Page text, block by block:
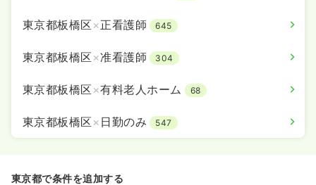
東京都板橋区 ×正看護師 645
東京都板橋区 ×准看護師 304
東京都板橋区 ×有料老人ホーム 68
東京都板橋区 × 日勤のみ 547
東京都で条件を追加する